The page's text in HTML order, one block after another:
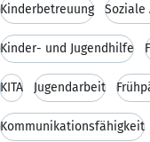
Kinderbetreuung Soziale
Kinder- und Jugendhilfe
KITA Jugendarbeit
Kommunikationsfähigkeit